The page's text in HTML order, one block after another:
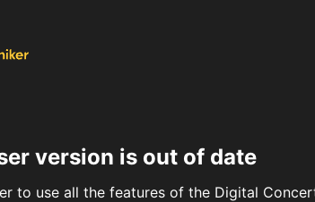
version is out of date
to use all the features of the Digital